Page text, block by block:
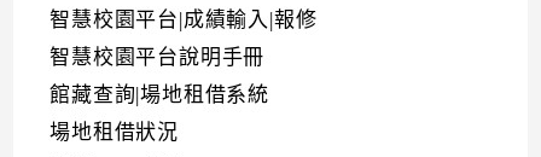
智慧校園平台|成績輸入|報修
智慧校園平台說明手冊
館藏查詢|場地租借系統
場地租借狀況